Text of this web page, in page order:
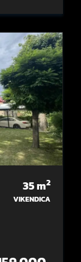
35m2
VIKENDICA